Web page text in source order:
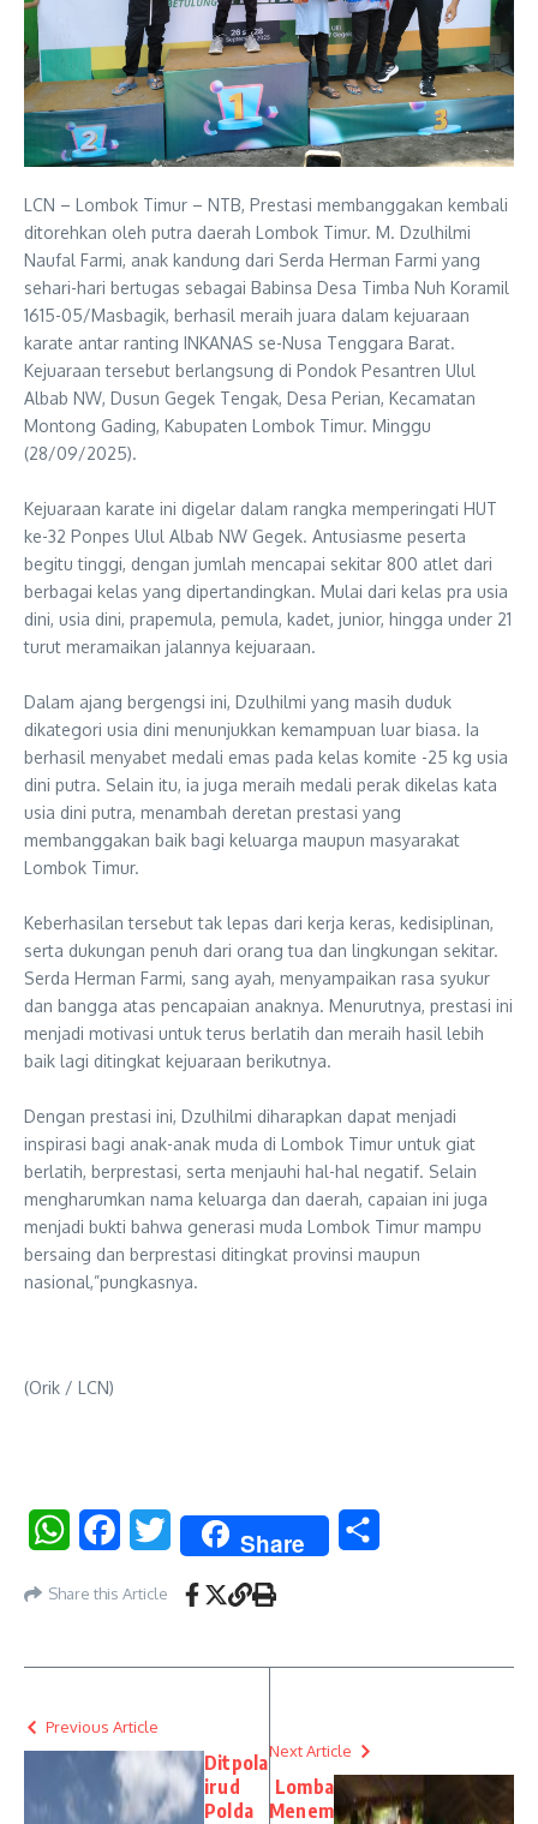
LCN – Lombok Timur – NTB, Prestasi membanggakan kembali
ditorehkan oleh putra daerah Lombok Timur. M. Dzulhilmi
Naufal Farmi, anak kandung dari Serda Herman Farmi yang
sehari-hari bertugas sebagai Babinsa Desa Timba Nuh Koramil
1615-05/Masbagik, berhasil meraih juara dalam kejuaraan
karate antar ranting INKANAS se-Nusa Tenggara Barat.
Kejuaraan tersebut berlangsung di Pondok Pesantren Ulul
Albab NW, Dusun Gegek Tengak, Desa Perian, Kecamatan
Montong Gading, Kabupaten Lombok Timur. Minggu
(28/09/2025).
‎Kejuaraan karate ini digelar dalam rangka memperingati HUT
ke-32 Ponpes Ulul Albab NW Gegek. Antusiasme peserta
begitu tinggi, dengan jumlah mencapai sekitar 800 atlet dari
berbagai kelas yang dipertandingkan. Mulai dari kelas pra usia
dini, usia dini, prapemula, pemula, kadet, junior, hingga under 21
turut meramaikan jalannya kejuaraan.
‎Dalam ajang bergengsi ini, Dzulhilmi yang masih duduk
dikategori usia dini menunjukkan kemampuan luar biasa. Ia
berhasil menyabet medali emas pada kelas komite -25 kg usia
dini putra. Selain itu, ia juga meraih medali perak dikelas kata
usia dini putra, menambah deretan prestasi yang
membanggakan baik bagi keluarga maupun masyarakat
Lombok Timur.
‎Keberhasilan tersebut tak lepas dari kerja keras, kedisiplinan,
serta dukungan penuh dari orang tua dan lingkungan sekitar.
Serda Herman Farmi, sang ayah, menyampaikan rasa syukur
dan bangga atas pencapaian anaknya. Menurutnya, prestasi ini
menjadi motivasi untuk terus berlatih dan meraih hasil lebih
baik lagi ditingkat kejuaraan berikutnya.
‎Dengan prestasi ini, Dzulhilmi diharapkan dapat menjadi
inspirasi bagi anak-anak muda di Lombok Timur untuk giat
berlatih, berprestasi, serta menjauhi hal-hal negatif. Selain
mengharumkan nama keluarga dan daerah, capaian ini juga
menjadi bukti bahwa generasi muda Lombok Timur mampu
bersaing dan berprestasi ditingkat provinsi maupun
nasional,”pungkasnya.
(Orik / LCN)
WhatsAppFacebookTwitter Share
Share this Article
Previous Article
Ditpola
irud
Polda
Next Article
Lomba
Menem